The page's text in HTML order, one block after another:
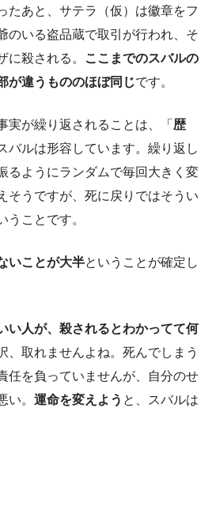
たあと、サテラ（仮）は徽章をフ
のいる盗品蔵で取引が行われ、そ
に殺される。
ここまでのスバルの
が違うもののほぼ同じです。
実が繰り返されることは、「 歴
バルは形容しています。繰り返し
るようにランダムで毎回大きく変
そうですが、死に戻りではそうい
うことです。
いことが大半ということが確定し
い人が、殺されるとわかってて何
取れませんよね。死んでしまう
任を負っていませんが、自分のせ
い。 運命を変えよう と、スバルは